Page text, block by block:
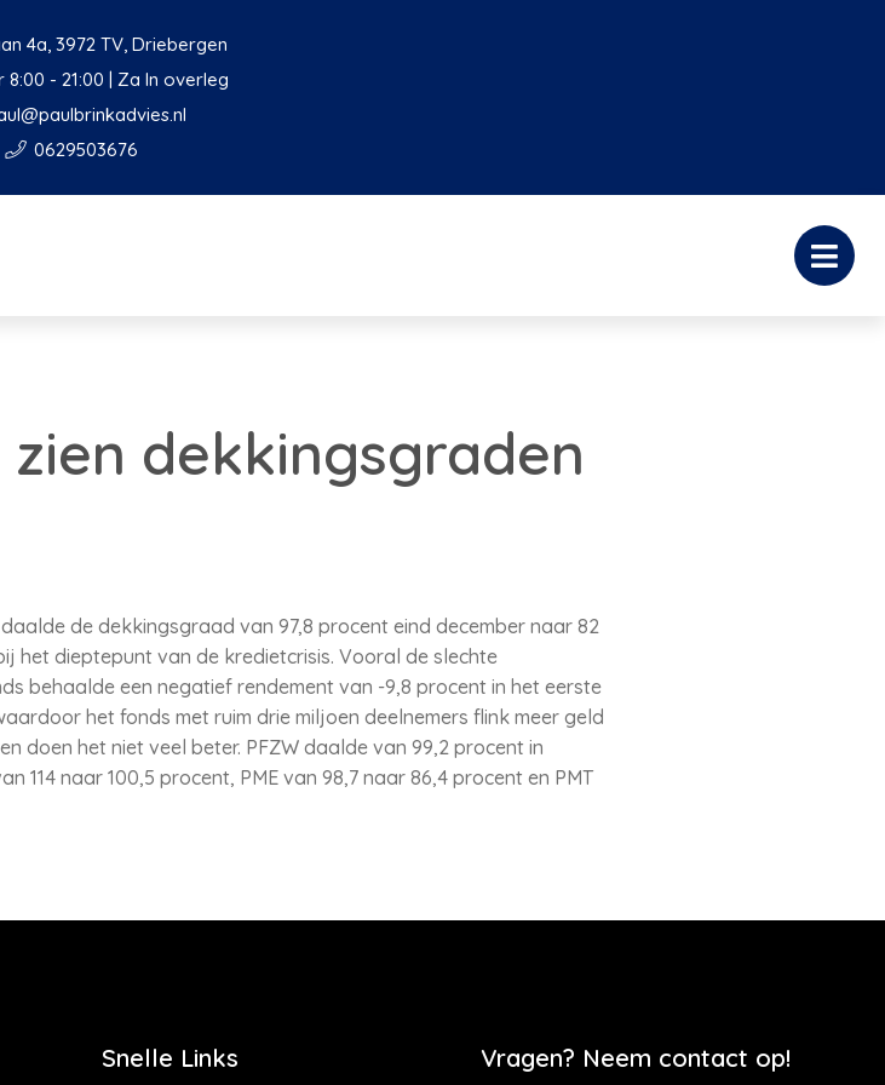
4a, 3972 TV, Driebergen
8:00 - 21:00 | Za In overleg
0629503676
dekkingsgraden
de dekkingsgraad van 97,8 procent eind december naar 82
het dieptepunt van de kredietcrisis. Vooral de slechte
behaalde een negatief rendement van -9,8 procent in het eerste
het fonds met ruim drie miljoen deelnemers flink meer geld
doen het niet veel beter. PFZW daalde van 99,2 procent in
114 naar 100,5 procent, PME van 98,7 naar 86,4 procent en PMT
Snelle Links Vragen? Neem contact op!